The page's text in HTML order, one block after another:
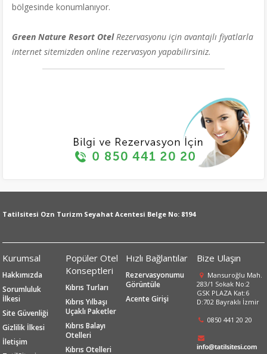
bölgesinde konumlanıyor.
Green Nature Resort OtelRezervasyonu için avantajlı fiyatlarla
internet sitemizden online rezervasyon yapabilirsiniz.
Tatilsitesi Ozn Turizm Seyahat Acentesi Belge No: 8194
Kurumsal
Hakkımızda
Sorumluluk
İlkesi
Site Güvenliği
Gizlilik İlkesi
İletişim
Popüler Otel
Konseptleri
Kıbrıs Turları
Kıbrıs Yılbaşı
Uçaklı Paketler
Kıbrıs Balayı
Otelleri
Kıbrıs Otelleri
Hızlı Bağlantılar
Rezervasyonumu
Görüntüle
Acente Girişi
Bize Ulaşın
Mansuroğlu Mah.
283/1 Sokak No:2
GSK PLAZA Kat:6
D:702 Bayraklı İzmir
0850 441 20 20